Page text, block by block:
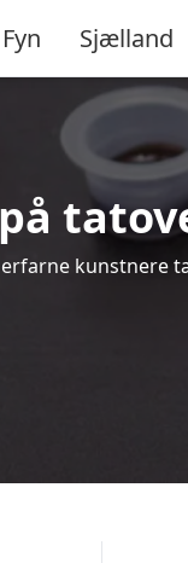
Fyn Sjælland
kunstnere